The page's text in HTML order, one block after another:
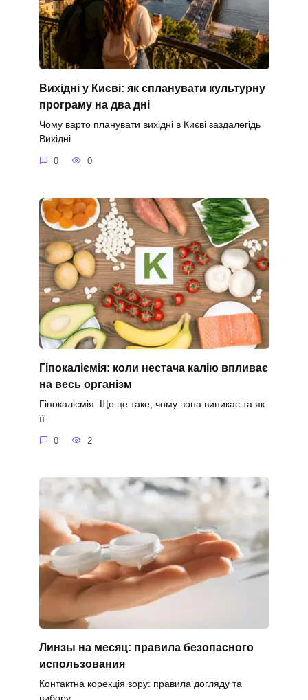
Вихідні у Києві: як спланувати культурну
програму на два дні
Чому варто планувати вихідні в Києві заздалегідь
Вихідні
0 0
Гіпокаліємія: коли нестача калію впливає
на весь організм
Гіпокаліємія: Що це таке, чому вона виникає та як
її
0 2
Линзы на месяц: правила безопасного
использования
Контактна корекція зору: правила догляду та